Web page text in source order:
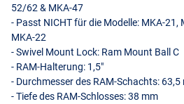
52/62 & MKA-47
- Passt NICHTfür die Modelle: MKA-21,
MKA-22
- Swivel Mount Lock: Ram Mount Ball C
- RAM-Halterung: 1,5"
- Durchmesser des RAM-Schachts: 63,5
- Tiefe des RAM-Schlosses: 38 mm